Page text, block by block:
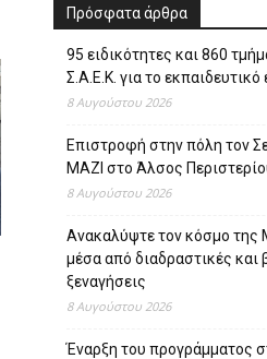
Πρόσφατα άρθρα
95 ειδικότητες και 860
Σ.Α.Ε.Κ. για το
8 Αυγούστου 2026
Επιστροφή στην πόλη τον
ΜΑΖΙ στο Άλσος
8 Αυγούστου 2026
Ανακαλύψτε τον κόσμο της
μέσα από διαδραστικές και
ξεναγήσεις
8 Αυγούστου 2026
Έναρξη του προγράμματος